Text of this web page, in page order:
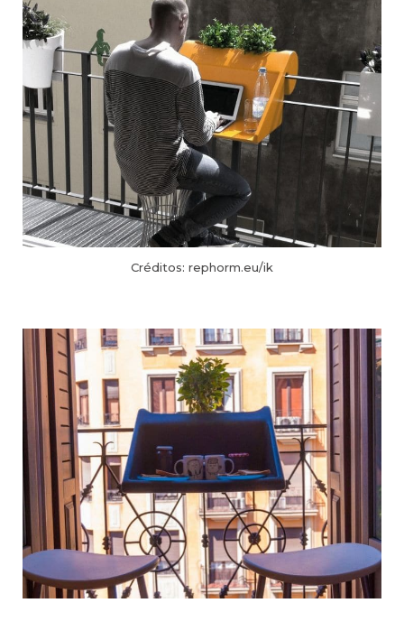
Créditos: rephorm.eu/ik